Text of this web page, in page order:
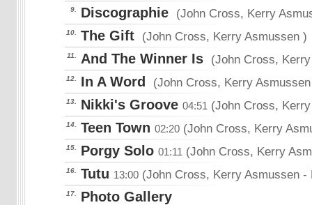
9. Discographie (John Cross, Kerry
10. The Gift (John Cross, Kerry Asmussen )
11. And The Winner Is (John Cross,
12. In A Word (John Cross, Kerry Asmussen
13. Nikki's Groove 04:51 (John Cross,
14. Teen Town 02:20 (John Cross, Kerry
15. Porgy Solo 01:11 (John Cross, Kerry
16. Tutu 13:00 (John Cross, Kerry Asmussen -
17. Photo Gallery